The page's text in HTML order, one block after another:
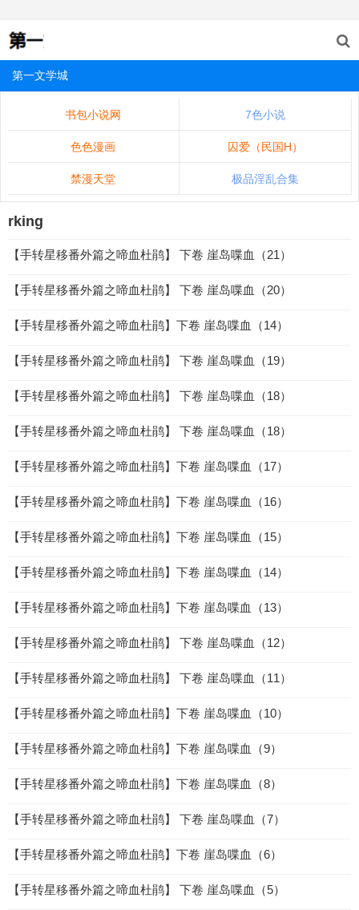
第一文学城
书包小说网 7色小说
色色漫画 囚爱（民国H）
禁漫天堂 极品淫乱合集
rking
【手转星移番外篇之啼血杜鹃】 下卷 崖岛喋血（21）
【手转星移番外篇之啼血杜鹃】 下卷 崖岛喋血（20）
【手转星移番外篇之啼血杜鹃】下卷 崖岛喋血（14）
【手转星移番外篇之啼血杜鹃】 下卷 崖岛喋血（19）
【手转星移番外篇之啼血杜鹃】 下卷 崖岛喋血（18）
【手转星移番外篇之啼血杜鹃】 下卷 崖岛喋血（18）
【手转星移番外篇之啼血杜鹃】下卷 崖岛喋血（17）
【手转星移番外篇之啼血杜鹃】下卷 崖岛喋血（16）
【手转星移番外篇之啼血杜鹃】下卷 崖岛喋血（15）
【手转星移番外篇之啼血杜鹃】下卷 崖岛喋血（14）
【手转星移番外篇之啼血杜鹃】下卷 崖岛喋血（13）
【手转星移番外篇之啼血杜鹃】 下卷 崖岛喋血（12）
【手转星移番外篇之啼血杜鹃】 下卷 崖岛喋血（11）
【手转星移番外篇之啼血杜鹃】下卷 崖岛喋血（10）
【手转星移番外篇之啼血杜鹃】下卷 崖岛喋血（9）
【手转星移番外篇之啼血杜鹃】下卷 崖岛喋血（8）
【手转星移番外篇之啼血杜鹃】 下卷 崖岛喋血（7）
【手转星移番外篇之啼血杜鹃】下卷 崖岛喋血（6）
【手转星移番外篇之啼血杜鹃】 下卷 崖岛喋血（5）